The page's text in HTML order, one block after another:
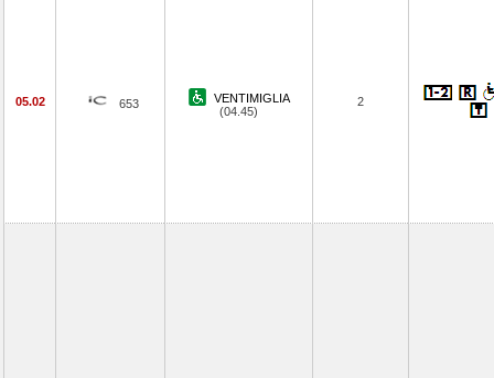
05.02 653
VENTIMIGLIA
(04.45)
2